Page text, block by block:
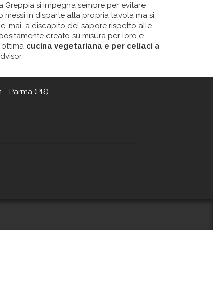
si impegna sempre per evitare
in disparte alla propria tavola ma si
mai, a discapito del sapore rispetto alle
creato su misura per loro e
cucina vegetariana e per celiaci a
Parma (PR)